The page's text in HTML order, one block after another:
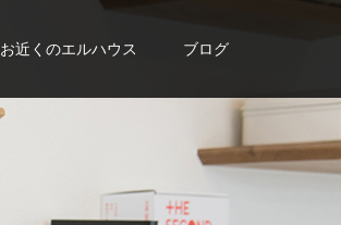
お近くのエルハウス ブログ